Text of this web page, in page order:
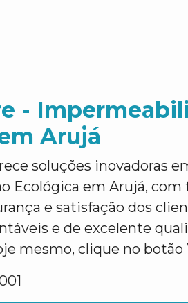
-
Arujá
soluções inovadoras
Ecológica em Arujá, com
e satisfação dos
e de excelente
mesmo, clique no botão